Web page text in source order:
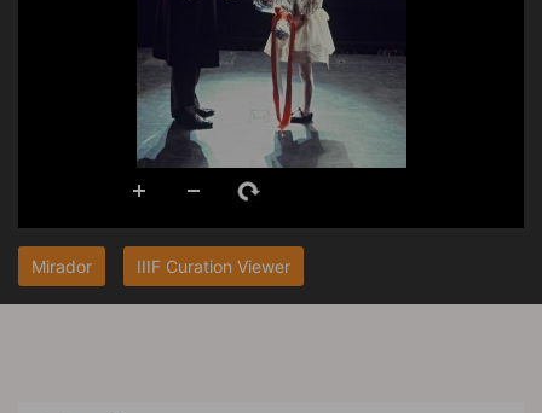
Mirador IIIF Curation Viewer